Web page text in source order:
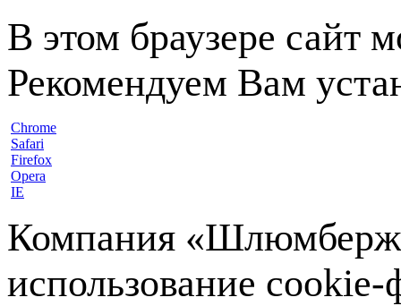
В этом браузере сайт
Рекомендуем Вам
Chrome
Safari
Firefox
Opera
IE
Компания
использование